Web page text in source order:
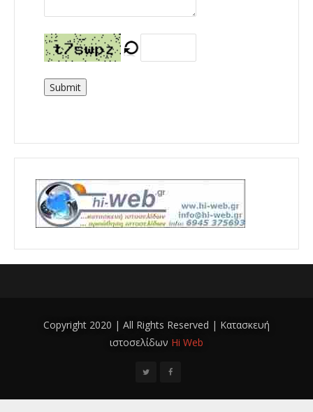
Submit
Copyright 2020 | All Rights Reserved | Κατασκευή
ιστοσελίδων Hi Web